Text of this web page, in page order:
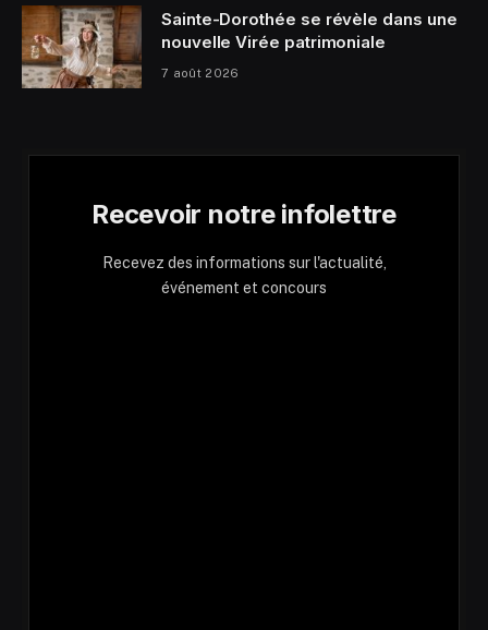
Sainte-Dorothée se révèle dans une
nouvelle Virée patrimoniale
7 août 2026
Recevoir notre infolettre
Recevez des informations sur l'actualité,
événement et concours